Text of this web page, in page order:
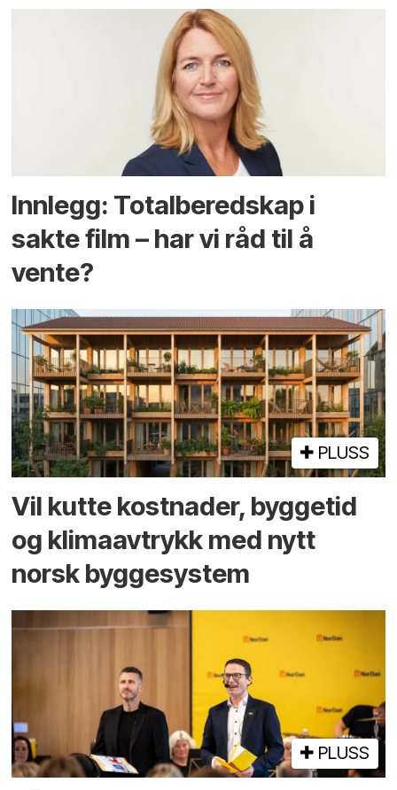
Innlegg: Totalberedskap i
sakte film – har vi råd til å
vente?
PLUSS
Vil kutte kostnader, byggetid
og klima­avtrykk med nytt
norsk bygge­system
PLUSS